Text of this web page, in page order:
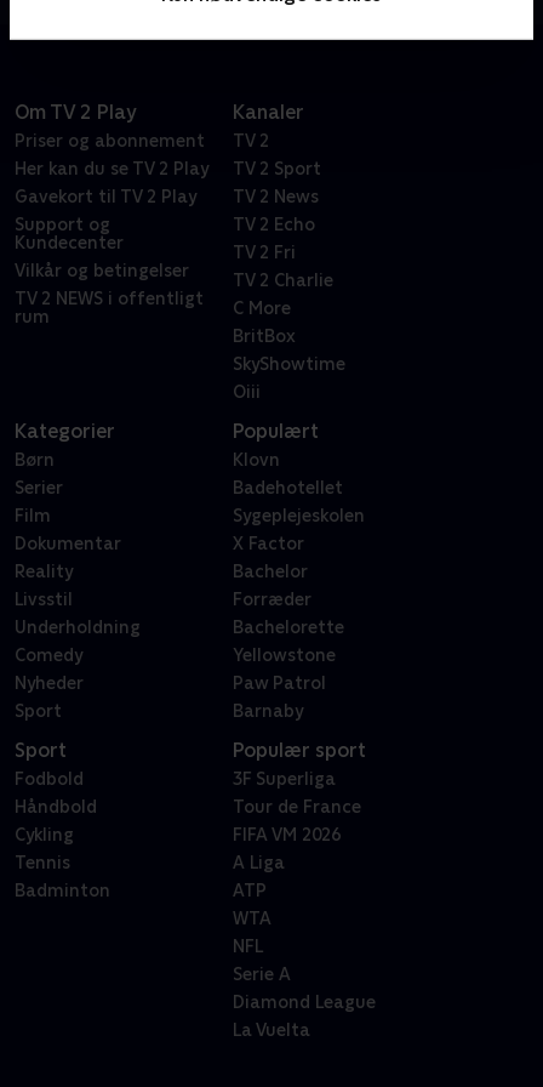
Om TV 2 Play
Priser og abonnement
Her kan du se TV 2 Play
Gavekort til TV 2 Play
Support og
Kundecenter
Vilkår og betingelser
TV 2 NEWS i offentligt
rum
Kanaler
TV 2
TV 2 Sport
TV 2 News
TV 2 Echo
TV 2 Fri
TV 2 Charlie
C More
BritBox
SkyShowtime
Oiii
Kategorier
Børn
Serier
Film
Dokumentar
Reality
Livsstil
Underholdning
Comedy
Nyheder
Sport
Populært
Klovn
Badehotellet
Sygeplejeskolen
X Factor
Bachelor
Forræder
Bachelorette
Yellowstone
Paw Patrol
Barnaby
Sport
Fodbold
Håndbold
Cykling
Tennis
Badminton
Populær sport
3F Superliga
Tour de France
FIFA VM 2026
A Liga
ATP
WTA
NFL
Serie A
Diamond League
La Vuelta